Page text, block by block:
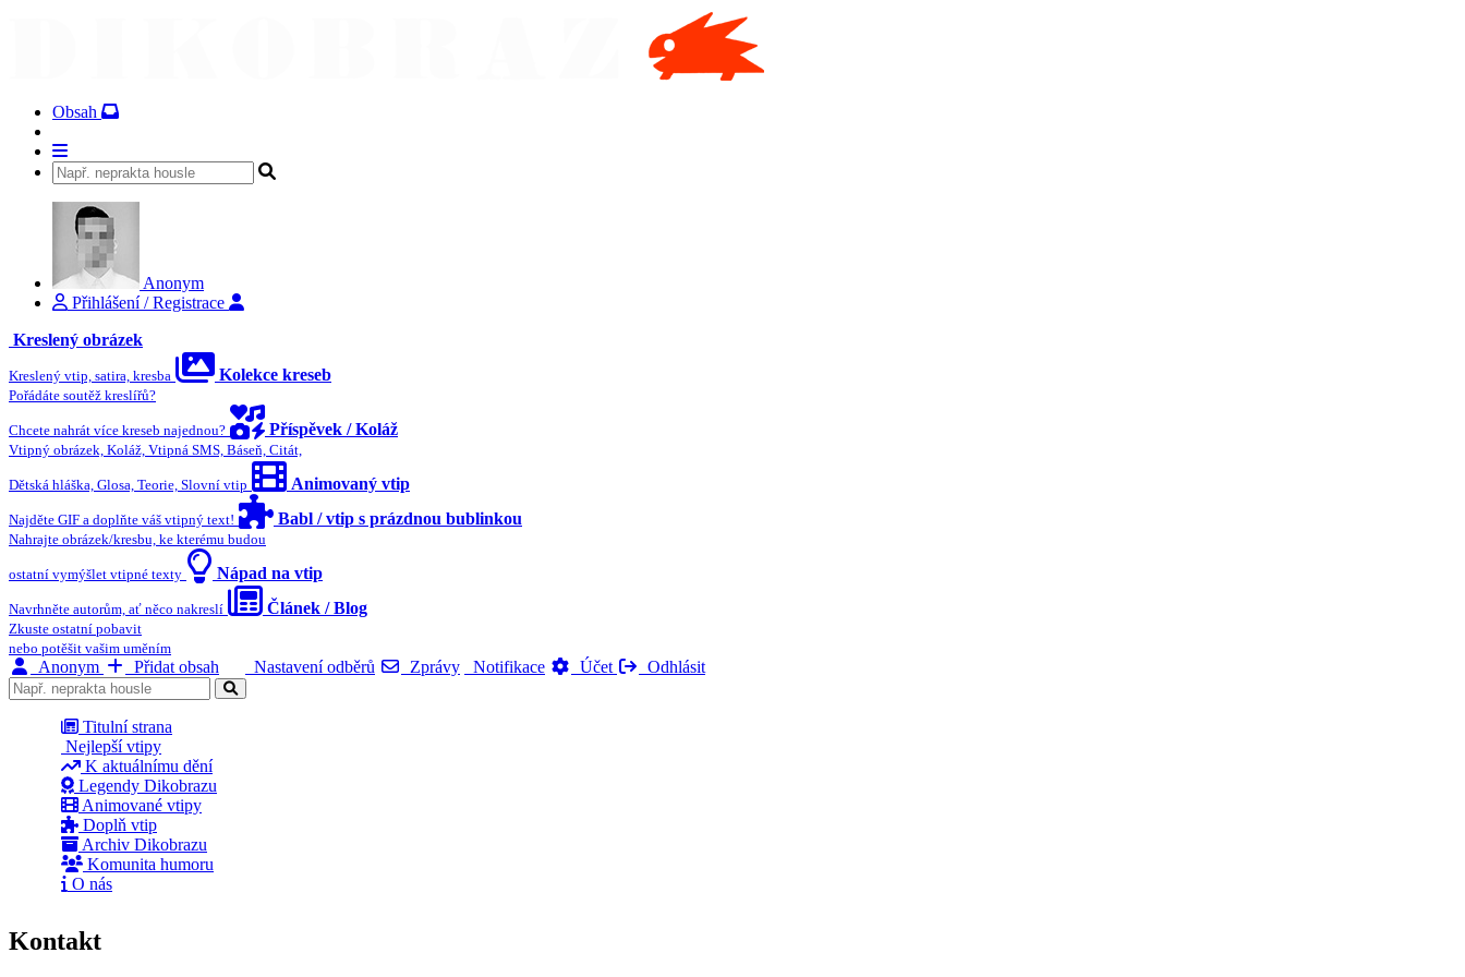
Obsah
Anonym
Přihlášení / Registrace
Kreslený obrázek
Kreslený vtip, satira, kresba Kolekce kreseb
Pořádáte soutěž kreslířů?
Chcete nahrát více kreseb najednou? Příspěvek / Koláž
Vtipný obrázek, Koláž, Vtipná SMS, Báseň, Citát,
Dětská hláška, Glosa, Teorie, Slovní vtip Animovaný vtip
Najděte GIF a doplňte váš vtipný text! Babl / vtip s prázdnou bublinkou
Nahrajte obrázek/kresbu, ke kterému budou
ostatní vymýšlet vtipné texty Nápad na vtip
Navrhněte autorům, ať něco nakreslí Článek / Blog
Zkuste ostatní pobavit
nebo potěšit vašim uměním
Anonym Přidat obsah Nastavení odběrů Zprávy Notifikace Účet Odhlásit
Titulní strana
Nejlepší vtipy
K aktuálnímu dění
Legendy Dikobrazu
Animované vtipy
Doplň vtip
Archiv Dikobrazu
Komunita humoru
O nás
Kontakt